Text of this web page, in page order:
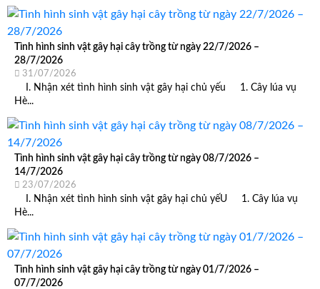
Tình hình sinh vật gây hại cây trồng từ ngày 22/7/2026 –
28/7/2026
31/07/2026
I. Nhận xét tình hình sinh vật gây hại chủ yếu 1. Cây lúa vụ
Hè...
Tình hình sinh vật gây hại cây trồng từ ngày 08/7/2026 –
14/7/2026
23/07/2026
I. Nhận xét tình hình sinh vật gây hại chủ yếU 1. Cây lúa vụ
Hè...
Tình hình sinh vật gây hại cây trồng từ ngày 01/7/2026 –
07/7/2026